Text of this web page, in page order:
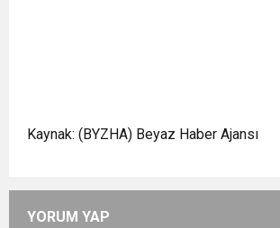
Kaynak: (BYZHA) Beyaz Haber Ajansı
YORUM YAP